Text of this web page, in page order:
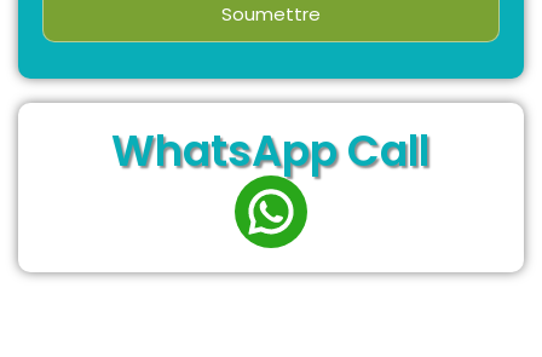
Soumettre
WhatsApp Call